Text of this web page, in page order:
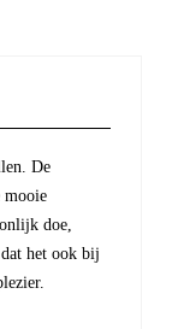
De
mooie
doe,
het ook bij